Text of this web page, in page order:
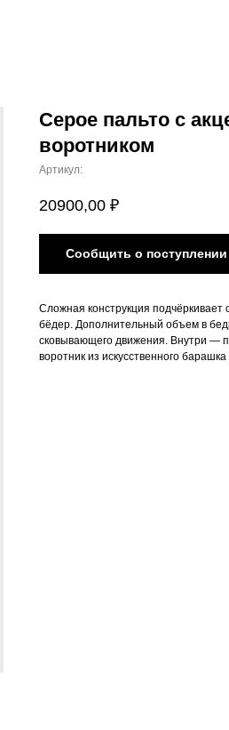
Серое пальто с
воротником
Артикул:
20900,00 ₽
Сообщить о поступлении
Сложная конструкция
бёдер. Дополнительный объем в
сковывающего движения. Внутри —
воротник из искусственного